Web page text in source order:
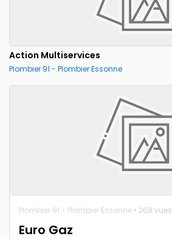
Action Multiservices
Plombier 91 - Plombier Essonne
Plombier 91 - Plombier Essonne • 268 vues
Euro Gaz